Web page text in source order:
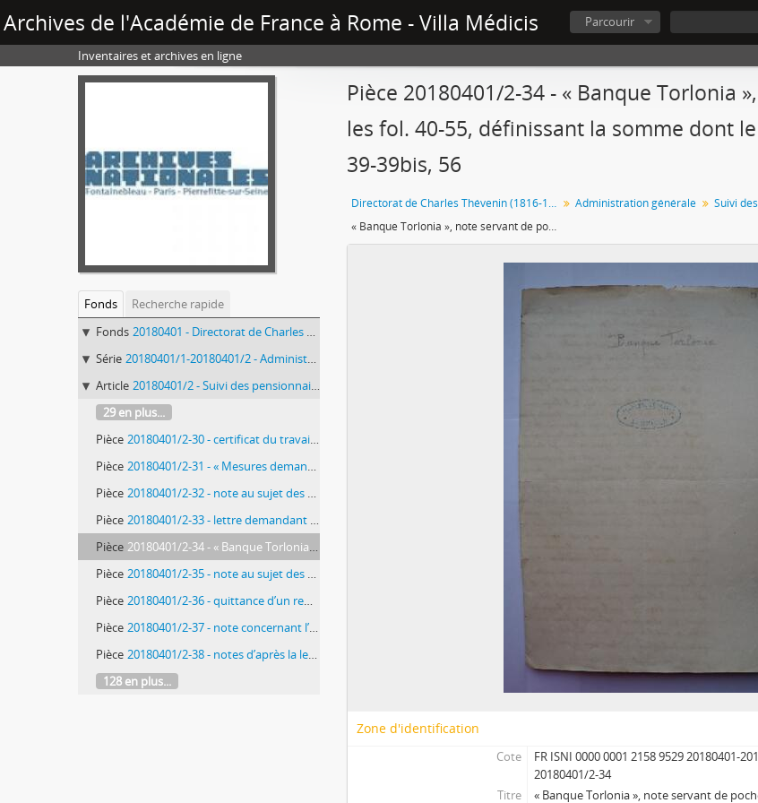
Archives de l'Académie de France à Rome - Villa Médicis Parcourir
Inventaires et archives en ligne
Fonds
Recherche rapide
Fonds 20180401 - Directorat de Charles Thévenin (1816-1823)
Série 20180401/1-20180401/2 - Administration générale
Article 20180401/2 - Suivi des pensionnaires, ateliers, affaire Pradier, décoration de la Trinité des Monts, moulages des colonnes du Panthéon, décès de Bourgeois
29 en plus...
Pièce 20180401/2-30 - certificat du travail pour Joseph Trasmondi, chirurgien-major du 7e régiment de ligne, de Charles Thévenin à Joseph Trasmondi, chirurgien-major du 7e régiment de ligne, fol. 33
Pièce 20180401/2-31 - « Mesures demandées pour remplacer les tapisseries existantes a l’academie de france dans le Salon situé entre la salle à mager et la grande Salle d’Exposition », de Charles Thévenin au ministre de l’Intérieur, fol. 34-34bis
Pièce 20180401/2-32 - note au sujet des pensionnaires architectes Vancleemputte, Garnaud et Callet, concernant leurs travaux, demandant des archives des travaux de leurs prédécesseurs, de Charles Thévenin, fol. 35-36bis
Pièce 20180401/2-33 - lettre demandant l’autorisation pour Caristi, pensionnaire architecte, pour faire des études au Palais de la Farnesina, de Charles Thévenin au consul Accarisi, fol. 37
Pièce 20180401/2-34 - « Banque Torlonia », note servant de pochette contenant les fol. 40-55, définissant la somme dont le directeur doit prouver l’emploi, fol. 39-39bis, 56
Pièce 20180401/2-35 - note au sujet des sommes remboursées au banquier par le directeur, fol. 40-40bis
Pièce 20180401/2-36 - quittance d’un remboursement des frais de commission relative au règlement du compte de 1822, de Marino Torlonia, banquier à Rome, à Charles Thévenin, fol. 41
Pièce 20180401/2-37 - note concernant l’état de dépenses de fonctionnement pour l’année 1822, de Marino Torlonia, banquier à Rome, à Charles Thévenin, fol. 42-42bis
Pièce 20180401/2-38 - notes d’après la lettre du ministre du 30 mars 1819 pour établir le compte de l’année 1818, de Charles Thévenin, fol. 43-43bis
128 en plus...
Pièce 20180401/2-34 - « Banque Torlonia
les fol. 40-55, définissant la somme dont
39-39bis, 56
Directorat de Charles Thévenin (1816-1823) Administration générale
« Banque Torlonia », note servant de pochette contenant les fol. 40-55, définissant la somme dont le directeur doit prouver l’emploi, fol. 39-39bis, 56
Zone d'identification
Cote
FR ISNI 0000 0001 2158 9529 20180401-
20180401/2-34
Titre
« Banque Torlonia », note servant de